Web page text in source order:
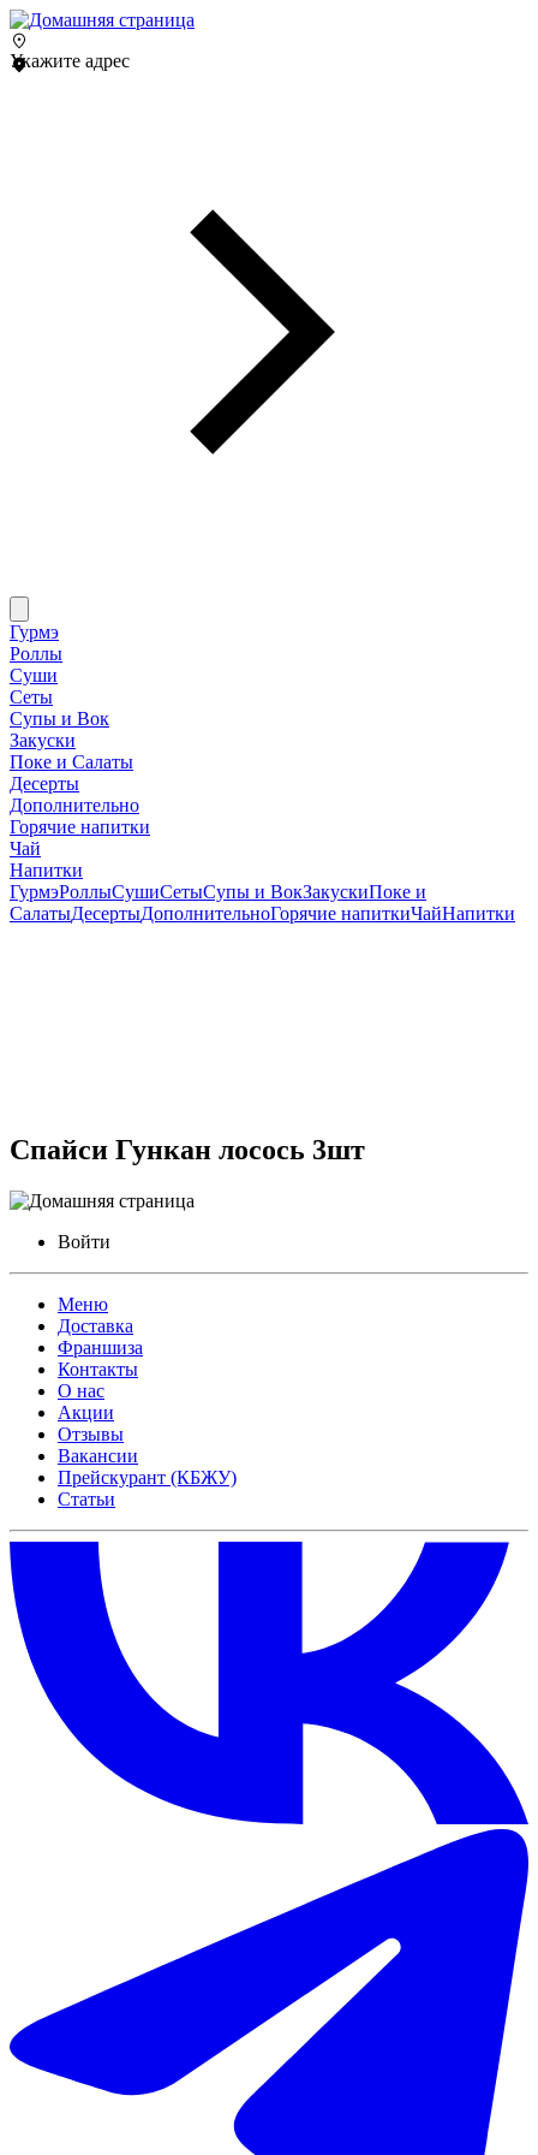
Укажите адрес
Гурмэ
Роллы
Суши
Сеты
Супы и Вок
Закуски
Поке и Салаты
Десерты
Дополнительно
Горячие напитки
Чай
Напитки
ГурмэРоллыСушиСетыСупы и ВокЗакускиПоке и
СалатыДесертыДополнительноГорячие напиткиЧайНапитки
Спайси Гункан лосось 3шт
Войти
Меню
Доставка
Франшиза
Контакты
О нас
Акции
Отзывы
Вакансии
Прейскурант (КБЖУ)
Статьи